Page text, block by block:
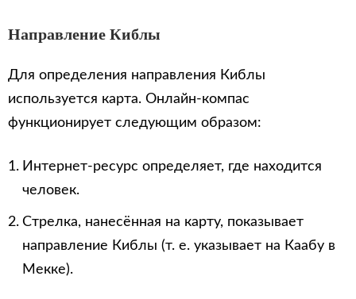
Направление Киблы
Для определения направления Киблы
используется карта. Онлайн-компас
функционирует следующим образом:
Интернет-ресурс определяет, где находится
человек.
Стрелка, нанесённая на карту, показывает
направление Киблы (т. е. указывает на Каабу в
Мекке).